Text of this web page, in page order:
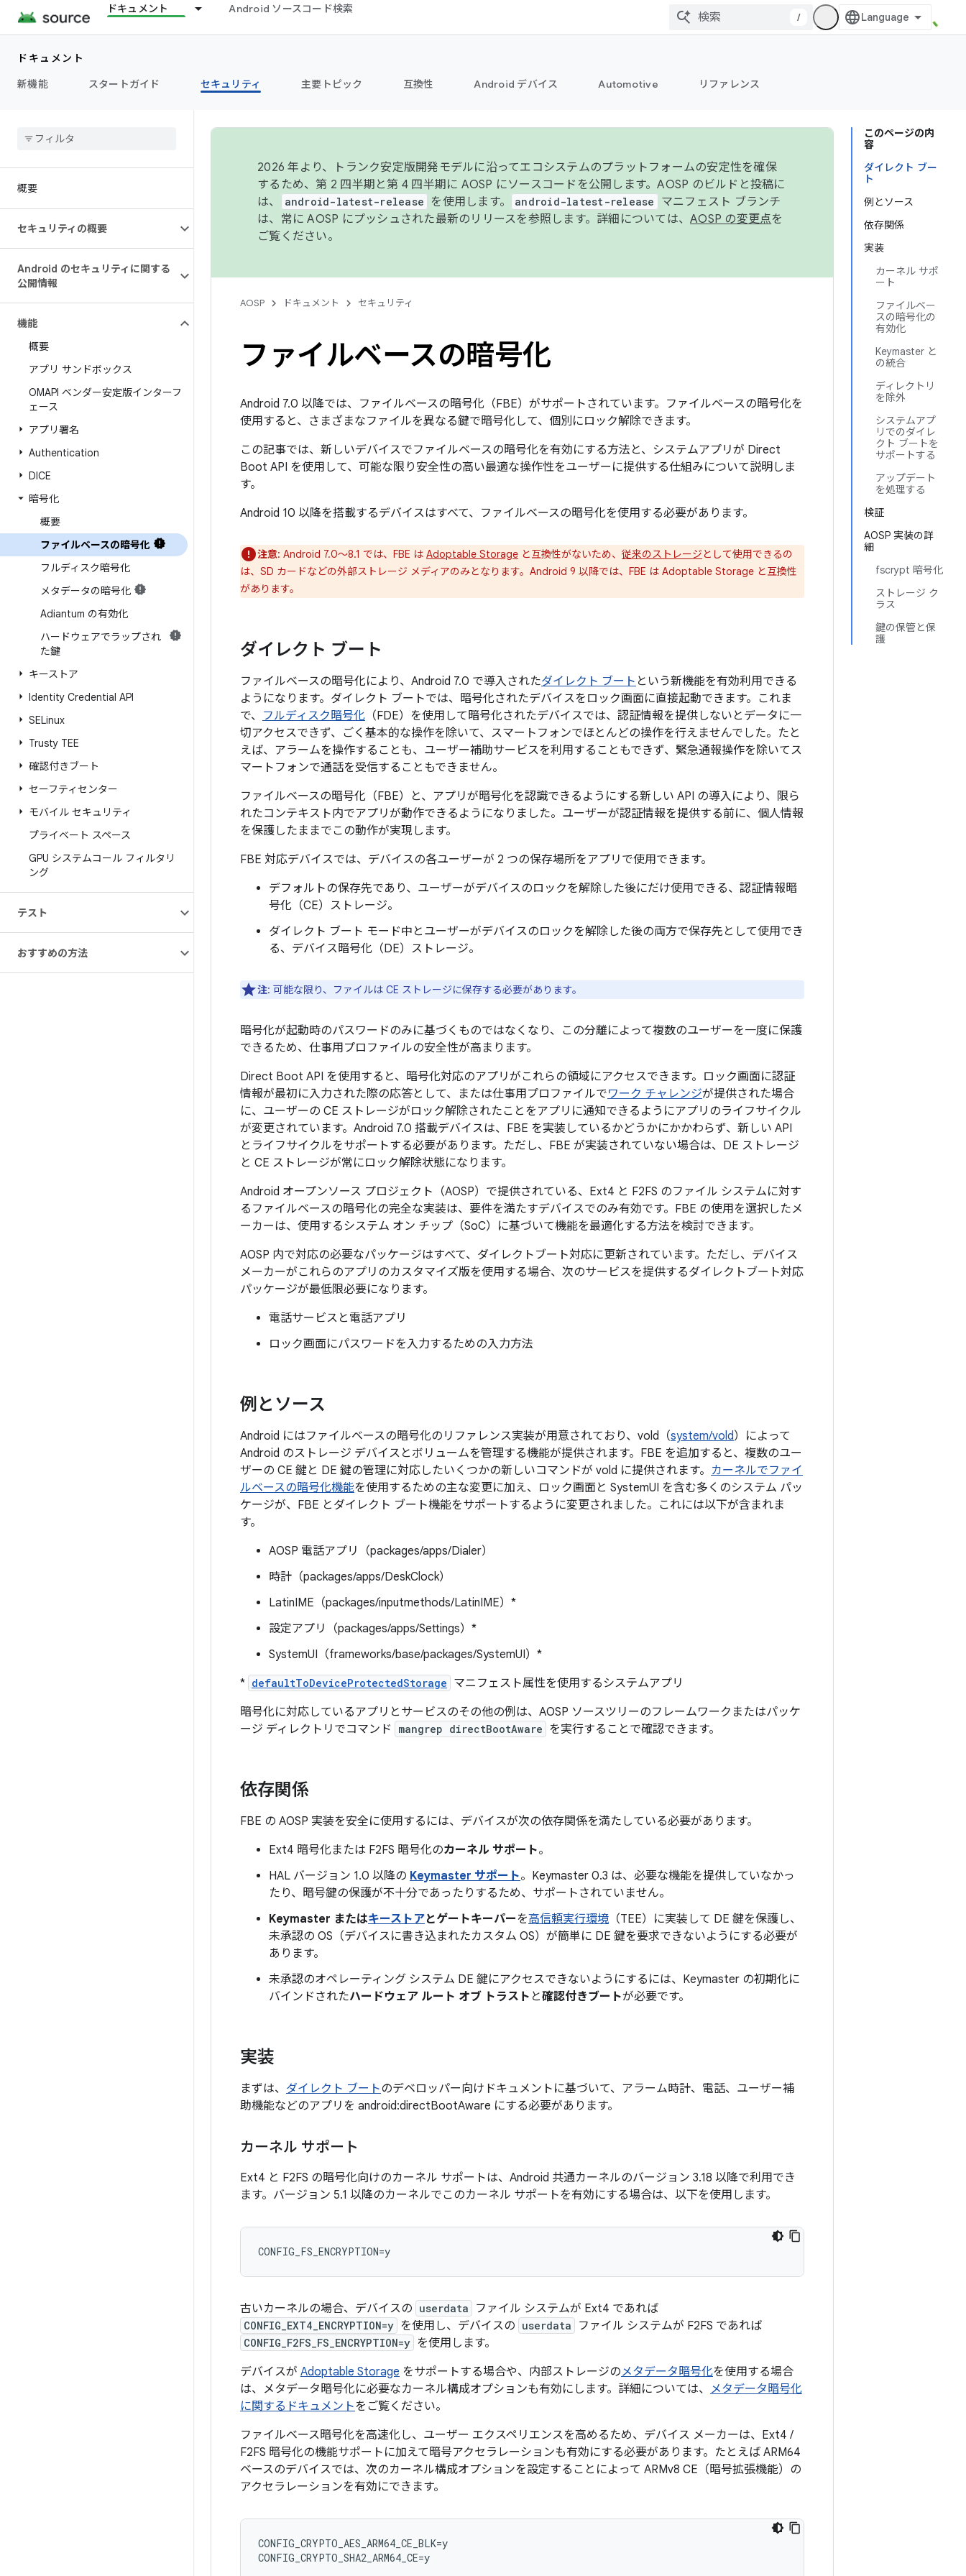
ドキュメント Android ソースコード検索
/
ドキュメント
新機能
スタートガイド セキュリティ 主要トピック 互換性 Android デバイス Automotive リファレンス
概要
セキュリティの概要
Android のセキュリティに関する
公開情報
機能
概要
アプリ サンドボックス
OMAPI ベンダー安定版インターフ
ェース
アプリ署名
Authentication
DICE
暗号化
概要
ファイルベースの暗号化
フルディスク暗号化
メタデータの暗号化
Adiantum の有効化
ハードウェアでラップされ
た鍵
キーストア
Identity Credential API
SELinux
Trusty TEE
確認付きブート
セーフティセンター
モバイル セキュリティ
プライベート スペース
GPU システムコール フィルタリ
ング
テスト
おすすめの方法
このページの内
容
ダイレクト ブー
ト
例とソース
依存関係
実装
カーネル サポ
ート
ファイルベー
スの暗号化の
有効化
Keymaster と
の統合
ディレクトリ
を除外
システムアプ
リでのダイレ
クト ブートを
サポートする
アップデート
を処理する
検証
AOSP 実装の詳
細
fscrypt 暗号化
ストレージ ク
ラス
鍵の保管と保
護
2026 年より、トランク安定版開発モデルに沿ってエコシステムのプラットフォームの安定性を確保
するため、第 2 四半期と第 4 四半期に AOSP にソースコードを公開します。AOSP のビルドと投稿に
は、
android-latest-release を使用します。 android-latest-release
マニフェスト ブランチ
は、常に AOSP にプッシュされた最新のリリースを参照します。詳細については、 AOSP の変更点を
ご覧ください。
AOSP ドキュメント セキュリティ
ファイルベースの暗号化
Android 7.0 以降では、ファイルベースの暗号化（FBE）がサポートされています。ファイルベースの暗号化を
使用すると、さまざまなファイルを異なる鍵で暗号化して、個別にロック解除できます。
この記事では、新しいデバイスでファイルベースの暗号化を有効にする方法と、システムアプリが Direct
Boot API を使用して、可能な限り安全性の高い最適な操作性をユーザーに提供する仕組みについて説明しま
す。
Android 10 以降を搭載するデバイスはすべて、ファイルベースの暗号化を使用する必要があります。
注意: Android 7.0～8.1 では、FBE は Adoptable Storage と互換性がないため、 従来のストレージとして使用できるの
は、SD カードなどの外部ストレージ メディアのみとなります。Android 9 以降では、FBE は Adoptable Storage と互換性
があります。
ダイレクト ブート
ファイルベースの暗号化により、Android 7.0 で導入されたダイレクト ブート という新機能を有効利用できる
ようになります。ダイレクト ブートでは、暗号化されたデバイスをロック画面に直接起動できます。これま
で、 フルディスク暗号化 （FDE）を使用して暗号化されたデバイスでは、認証情報を提供しないとデータに一
切アクセスできず、ごく基本的な操作を除いて、スマートフォンでほとんどの操作を行えませんでした。たと
えば、アラームを操作することも、ユーザー補助サービスを利用することもできず、緊急通報操作を除いてス
マートフォンで通話を受信することもできません。
ファイルベースの暗号化（FBE）と、アプリが暗号化を認識できるようにする新しい API の導入により、限ら
れたコンテキスト内でアプリが動作できるようになりました。ユーザーが認証情報を提供する前に、個人情報
を保護したままでこの動作が実現します。
FBE 対応デバイスでは、デバイスの各ユーザーが 2 つの保存場所をアプリで使用できます。
デフォルトの保存先であり、ユーザーがデバイスのロックを解除した後にだけ使用できる、認証情報暗
号化（CE）ストレージ。
ダイレクト ブート モード中とユーザーがデバイスのロックを解除した後の両方で保存先として使用でき
る、デバイス暗号化（DE）ストレージ。
注: 可能な限り、ファイルは CE ストレージに保存する必要があります。
暗号化が起動時のパスワードのみに基づくものではなくなり、この分離によって複数のユーザーを一度に保護
できるため、仕事用プロファイルの安全性が高まります。
Direct Boot API を使用すると、暗号化対応のアプリがこれらの領域にアクセスできます。ロック画面に認証
情報が最初に入力された際の応答として、または仕事用プロファイルでワーク チャレンジが提供された場合
に、ユーザーの CE ストレージがロック解除されたことをアプリに通知できるようにアプリのライフサイクル
が変更されています。 Android 7.0 搭載デバイスは、FBE を実装しているかどうかにかかわらず、新しい API
とライフサイクルをサポートする必要があります。ただし、FBE が実装されていない場合は、DE ストレージ
と CE ストレージが常にロック解除状態になります。
Android オープンソース プロジェクト（AOSP）で提供されている、Ext4 と F2FS のファイル システムに対す
るファイルベースの暗号化の完全な実装は、要件を満たすデバイスでのみ有効です。FBE の使用を選択したメ
ーカーは、使用するシステム オン チップ（SoC）に基づいて機能を最適化する方法を検討できます。
AOSP 内で対応の必要なパッケージはすべて、ダイレクトブート対応に更新されています。ただし、デバイス
メーカーがこれらのアプリのカスタマイズ版を使用する場合、次のサービスを提供するダイレクトブート対応
パッケージが最低限必要になります。
電話サービスと電話アプリ
ロック画面にパスワードを入力するための入力方法
例とソース
Android にはファイルベースの暗号化のリファレンス実装が用意されており、vold（system/vold）によって
Android のストレージ デバイスとボリュームを管理する機能が提供されます。FBE を追加すると、複数のユー
ザーの CE 鍵と DE 鍵の管理に対応したいくつかの新しいコマンドが vold に提供されます。 カーネルでファイ
ルベースの暗号化機能を使用するための主な変更に加え、ロック画面と SystemUI を含む多くのシステム パッ
ケージが、FBE とダイレクト ブート機能をサポートするように変更されました。これには以下が含まれま
す。
AOSP 電話アプリ（packages/apps/Dialer）
時計（packages/apps/DeskClock）
LatinIME（packages/inputmethods/LatinIME）*
設定アプリ（packages/apps/Settings）*
SystemUI（frameworks/base/packages/SystemUI）*
* defaultToDeviceProtectedStorage マニフェスト属性を使用するシステムアプリ
暗号化に対応しているアプリとサービスのその他の例は、AOSP ソースツリーのフレームワークまたはパッケ
ージ ディレクトリでコマンド
mangrep directBootAware を実行することで確認できます。
依存関係
FBE の AOSP 実装を安全に使用するには、デバイスが次の依存関係を満たしている必要があります。
Ext4 暗号化または F2FS 暗号化のカーネル サポート。
HAL バージョン 1.0 以降の Keymaster サポート。Keymaster 0.3 は、必要な機能を提供していなかっ
たり、暗号鍵の保護が不十分であったりするため、サポートされていません。
Keymaster またはキーストアとゲートキーパーを高信頼実行環境 （TEE）に実装して DE 鍵を保護し、
未承認の OS（デバイスに書き込まれたカスタム OS）が簡単に DE 鍵を要求できないようにする必要が
あります。
未承認のオペレーティング システム DE 鍵にアクセスできないようにするには、Keymaster の初期化に
バインドされたハードウェア ルート オブ トラスト と確認付きブートが必要です。
実装
まずは、 ダイレクト ブートのデベロッパー向けドキュメントに基づいて、アラーム時計、電話、ユーザー補
助機能などのアプリを android:directBootAware にする必要があります。
カーネル サポート
Ext4 と F2FS の暗号化向けのカーネル サポートは、Android 共通カーネルのバージョン 3.18 以降で利用でき
ます。バージョン 5.1 以降のカーネルでこのカーネル サポートを有効にする場合は、以下を使用します。
古いカーネルの場合、デバイスの userdata ファイル システムが Ext4 であれば
CONFIG_EXT4_ENCRYPTION=y を使用し、デバイスの userdata ファイル システムが F2FS であれば
CONFIG_F2FS_FS_ENCRYPTION=y を使用します。
デバイスが Adoptable Storage をサポートする場合や、内部ストレージのメタデータ暗号化を使用する場合
は、メタデータ暗号化に必要なカーネル構成オプションも有効にします。詳細については、 メタデータ暗号化
に関するドキュメントをご覧ください。
ファイルベース暗号化を高速化し、ユーザー エクスペリエンスを高めるため、デバイス メーカーは、Ext4 /
F2FS 暗号化の機能サポートに加えて暗号アクセラレーションも有効にする必要があります。たとえば ARM64
ベースのデバイスでは、次のカーネル構成オプションを設定することによって ARMv8 CE（暗号拡張機能）の
アクセラレーションを有効にできます。
CONFIG_CRYPTO_AES_ARM64_CE_BLK=y